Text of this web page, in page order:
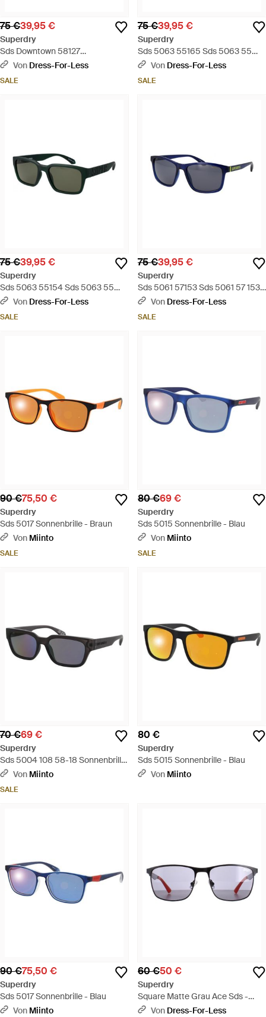
75 €39,95 €
Superdry
Sds Downtown 58127
Sonnenbrille - Schwarz
Von Dress-For-Less
SALE
75 €39,95 €
Superdry
Sds 5063 55165 Sds 5063 55
165 Sonnenbrille - Grau
Von Dress-For-Less
SALE
75 €39,95 €
Superdry
Sds 5063 55154 Sds 5063 55
154 Sonnenbrille - Grün
Von Dress-For-Less
SALE
75 €39,95 €
Superdry
Sds 5061 57153 Sds 5061 57 153
Sonnenbrille - Blau
Von Dress-For-Less
SALE
90 €75,50 €
Superdry
Sds 5017 Sonnenbrille - Braun
Von Miinto
SALE
80 €69 €
Superdry
Sds 5015 Sonnenbrille - Blau
Von Miinto
SALE
70 €69 €
Superdry
Sds 5004 108 58-18 Sonnenbrille
- Schwarz
Von Miinto
SALE
80 €
Superdry
Sds 5015 Sonnenbrille - Blau
Von Miinto
90 €75,50 €
Superdry
Sds 5017 Sonnenbrille - Blau
Von Miinto
60 €50 €
Superdry
Square Matte Grau Ace Sds -
Braun
Von Dress-For-Less